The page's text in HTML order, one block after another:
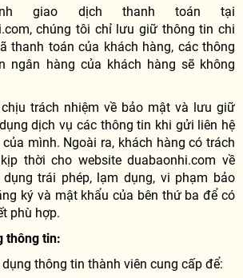
giao dịch thanh toán tại
chúng tôi chỉ lưu giữ thông tin chi
thanh toán của khách hàng, các thông
ngân hàng của khách hàng sẽ không
trách nhiệm về bảo mật và lưu giữ
dịch vụ các thông tin khi gửi liên hệ
mình. Ngoài ra, khách hàng có trách
thời cho website duabaonhi.com về
trái phép, lạm dụng, vi phạm bảo
ký và mật khẩu của bên thứ ba để có
phù hợp.
thông tin:
thông tin thành viên cung cấp để: